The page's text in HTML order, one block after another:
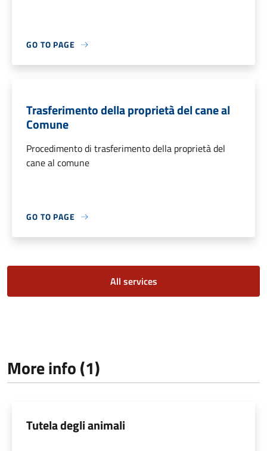
GO TO PAGE
Trasferimento della proprietà del cane al
Comune
Procedimento di trasferimento della proprietà del
cane al comune
GO TO PAGE
All services
More info (1)
Tutela degli animali